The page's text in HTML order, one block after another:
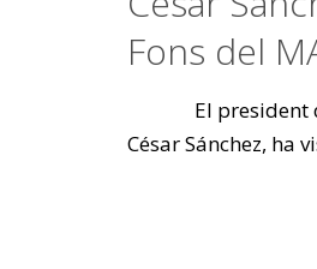
Fons del
El president
César Sánchez, ha